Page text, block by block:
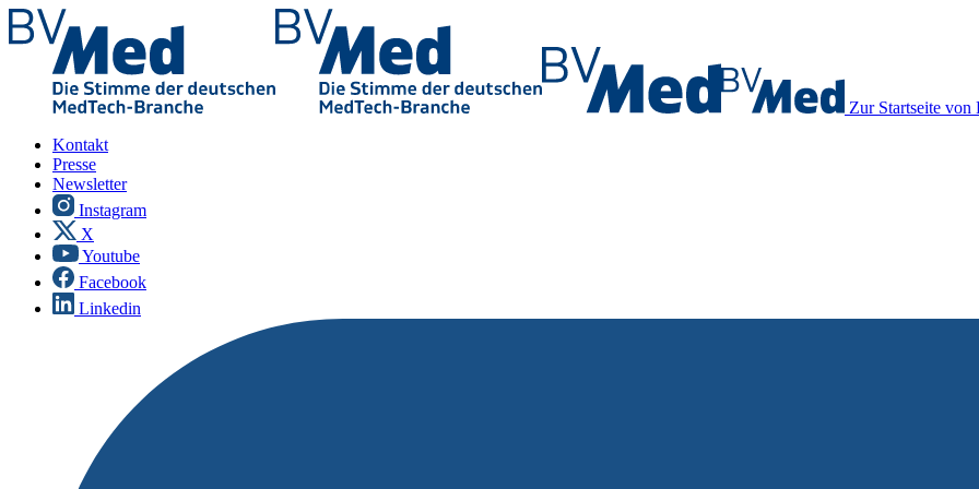
Zur Startseite
Kontakt
Presse
Newsletter
Instagram
X
Youtube
Facebook
Linkedin